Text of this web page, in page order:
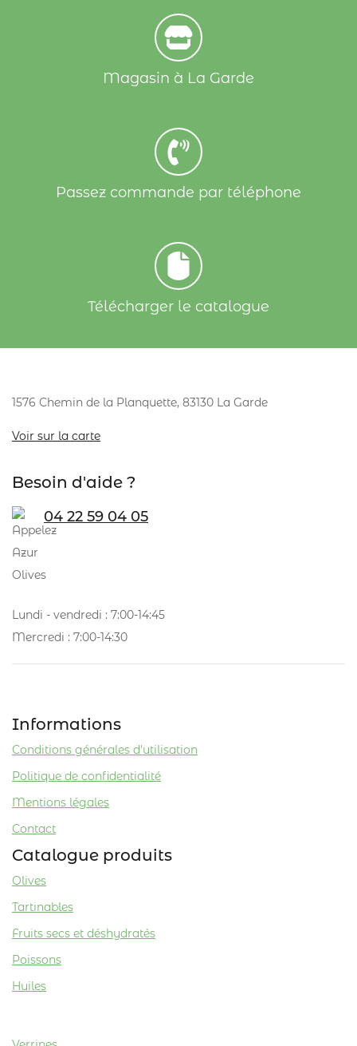
Magasin à La Garde
Passez commande par téléphone
Télécharger le catalogue
1576 Chemin de la Planquette, 83130 La Garde
Voir sur la carte
Besoin d'aide ?
04 22 59 04 05
Lundi - vendredi : 7:00-14:45
Mercredi : 7:00-14:30
Informations
Conditions générales d'utilisation
Politique de confidentialité
Mentions légales
Contact
Catalogue produits
Olives
Tartinables
Fruits secs et déshydratés
Poissons
Huiles